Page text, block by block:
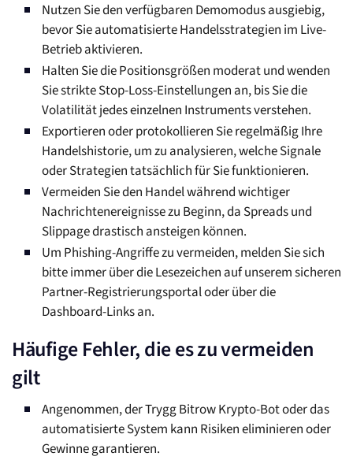
Nutzen Sie den verfügbaren Demomodus ausgiebig,
bevor Sie automatisierte Handelsstrategien im Live-
Betrieb aktivieren.
Halten Sie die Positionsgrößen moderat und wenden
Sie strikte Stop-Loss-Einstellungen an, bis Sie die
Volatilität jedes einzelnen Instruments verstehen.
Exportieren oder protokollieren Sie regelmäßig Ihre
Handelshistorie, um zu analysieren, welche Signale
oder Strategien tatsächlich für Sie funktionieren.
Vermeiden Sie den Handel während wichtiger
Nachrichtenereignisse zu Beginn, da Spreads und
Slippage drastisch ansteigen können.
Um Phishing-Angriffe zu vermeiden, melden Sie sich
bitte immer über die Lesezeichen auf unserem sicheren
Partner-Registrierungsportal oder über die
Dashboard-Links an.
Häufige Fehler, die es zu vermeiden
gilt
Angenommen, der Trygg Bitrow Krypto-Bot oder das
automatisierte System kann Risiken eliminieren oder
Gewinne garantieren.